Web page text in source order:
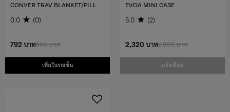
990 บาท
792 บาท
เพิ่มในรถเข็น
CONVER TRAV BLANKET/PILL.
0.0 (0)
2,900 บาท
2,320 บาท
แจ้งเตือน
EVOA MINI CASE
5.0 (2)